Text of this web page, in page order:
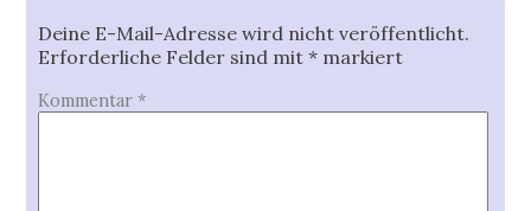
Deine E-Mail-Adresse wird nicht veröffentlicht.
Erforderliche Felder sind mit* markiert
Kommentar*